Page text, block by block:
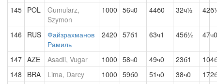
145 POL
Gumularz,
Szymon
1000 56ч0 44б0 32ч½
146 RUS
Файзрахманов
Рамиль
2420 57б1 63ч1 45б½ 47ч0
147 AZE Asadli, Vugar 1000 58ч0 49ч0 23б1
148
BRA Lima, Darcy 1000 59б0 51ч0 38ч0